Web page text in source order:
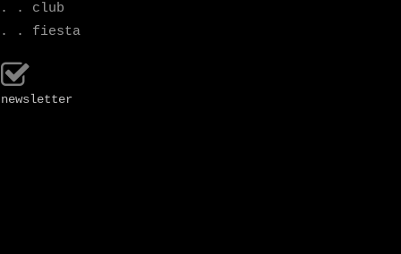
. . club
. . fiesta
newsletter